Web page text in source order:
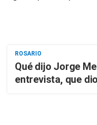
ROSARIO
Qué dijo Jorge
entrevista, que